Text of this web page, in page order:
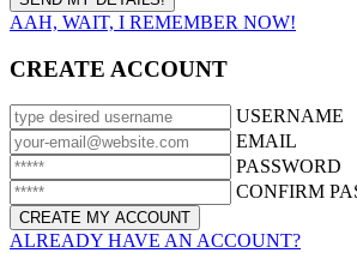
AAH, WAIT, I REMEMBER NOW!
CREATE ACCOUNT
USERNAME
EMAIL
PASSWORD
CONFIRM
ALREADY HAVE AN ACCOUNT?